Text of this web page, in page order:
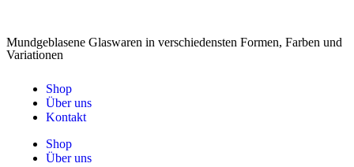
Mundgeblasene Glaswaren in verschiedensten Formen, Farben und
Variationen
Shop
Über uns
Kontakt
Shop
Über uns